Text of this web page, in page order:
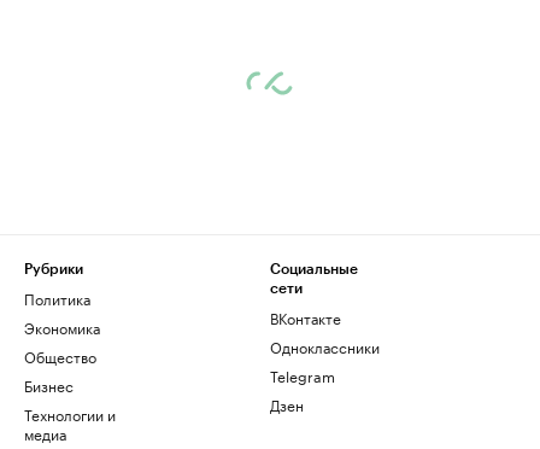
Рубрики
Политика
Экономика
Общество
Бизнес
Технологии и
медиа
Социальные
сети
ВКонтакте
Одноклассники
Telegram
Дзен